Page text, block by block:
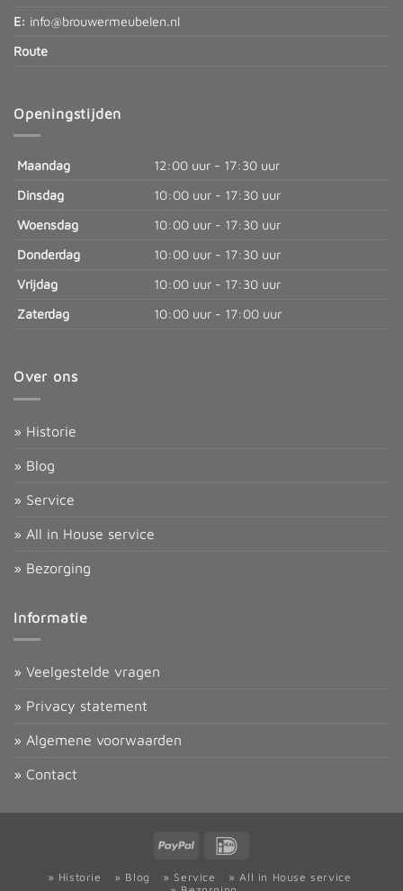
E: info@brouwermeubelen.nl
Route
Openingstijden
Maandag
12:00 uur - 17:30 uur
Dinsdag
10:00 uur - 17:30 uur
Woensdag
10:00 uur - 17:30 uur
Donderdag
10:00 uur - 17:30 uur
Vrijdag
10:00 uur - 17:30 uur
Zaterdag
10:00 uur - 17:00 uur
Over ons
» Historie
» Blog
» Service
» All in House service
» Bezorging
Informatie
» Veelgestelde vragen
» Privacy statement
» Algemene voorwaarden
» Contact
PayPal
» Historie » Blog » Service
» All in House service